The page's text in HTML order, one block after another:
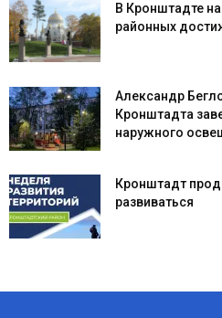
В Кронштадте
районных
Александр
Кронштадта
наружного
Кронштадт
развиваться